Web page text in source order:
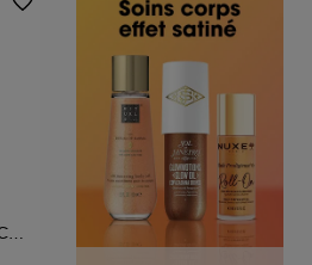
Brume Parfumée Unisexe Corps & Cheveux